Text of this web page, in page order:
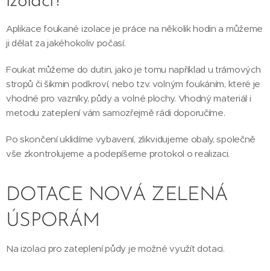
Aplikace foukané izolace je práce na několik hodin a můžeme
ji dělat za jakéhokoliv počasí.
Foukat můžeme do dutin, jako je tomu například u trámových
stropů či šikmin podkroví, nebo tzv. volným foukáním, které je
vhodné pro vazníky, půdy a volné plochy. Vhodný materiál i
metodu zateplení vám samozřejmě rádi doporučíme.
Po skončení uklidíme vybavení, zlikvidujeme obaly, společně
vše zkontrolujeme a podepíšeme protokol o realizaci.
DOTACE NOVÁ ZELENÁ
ÚSPORÁM
Na izolaci pro zateplení půdy je možné využít dotaci.